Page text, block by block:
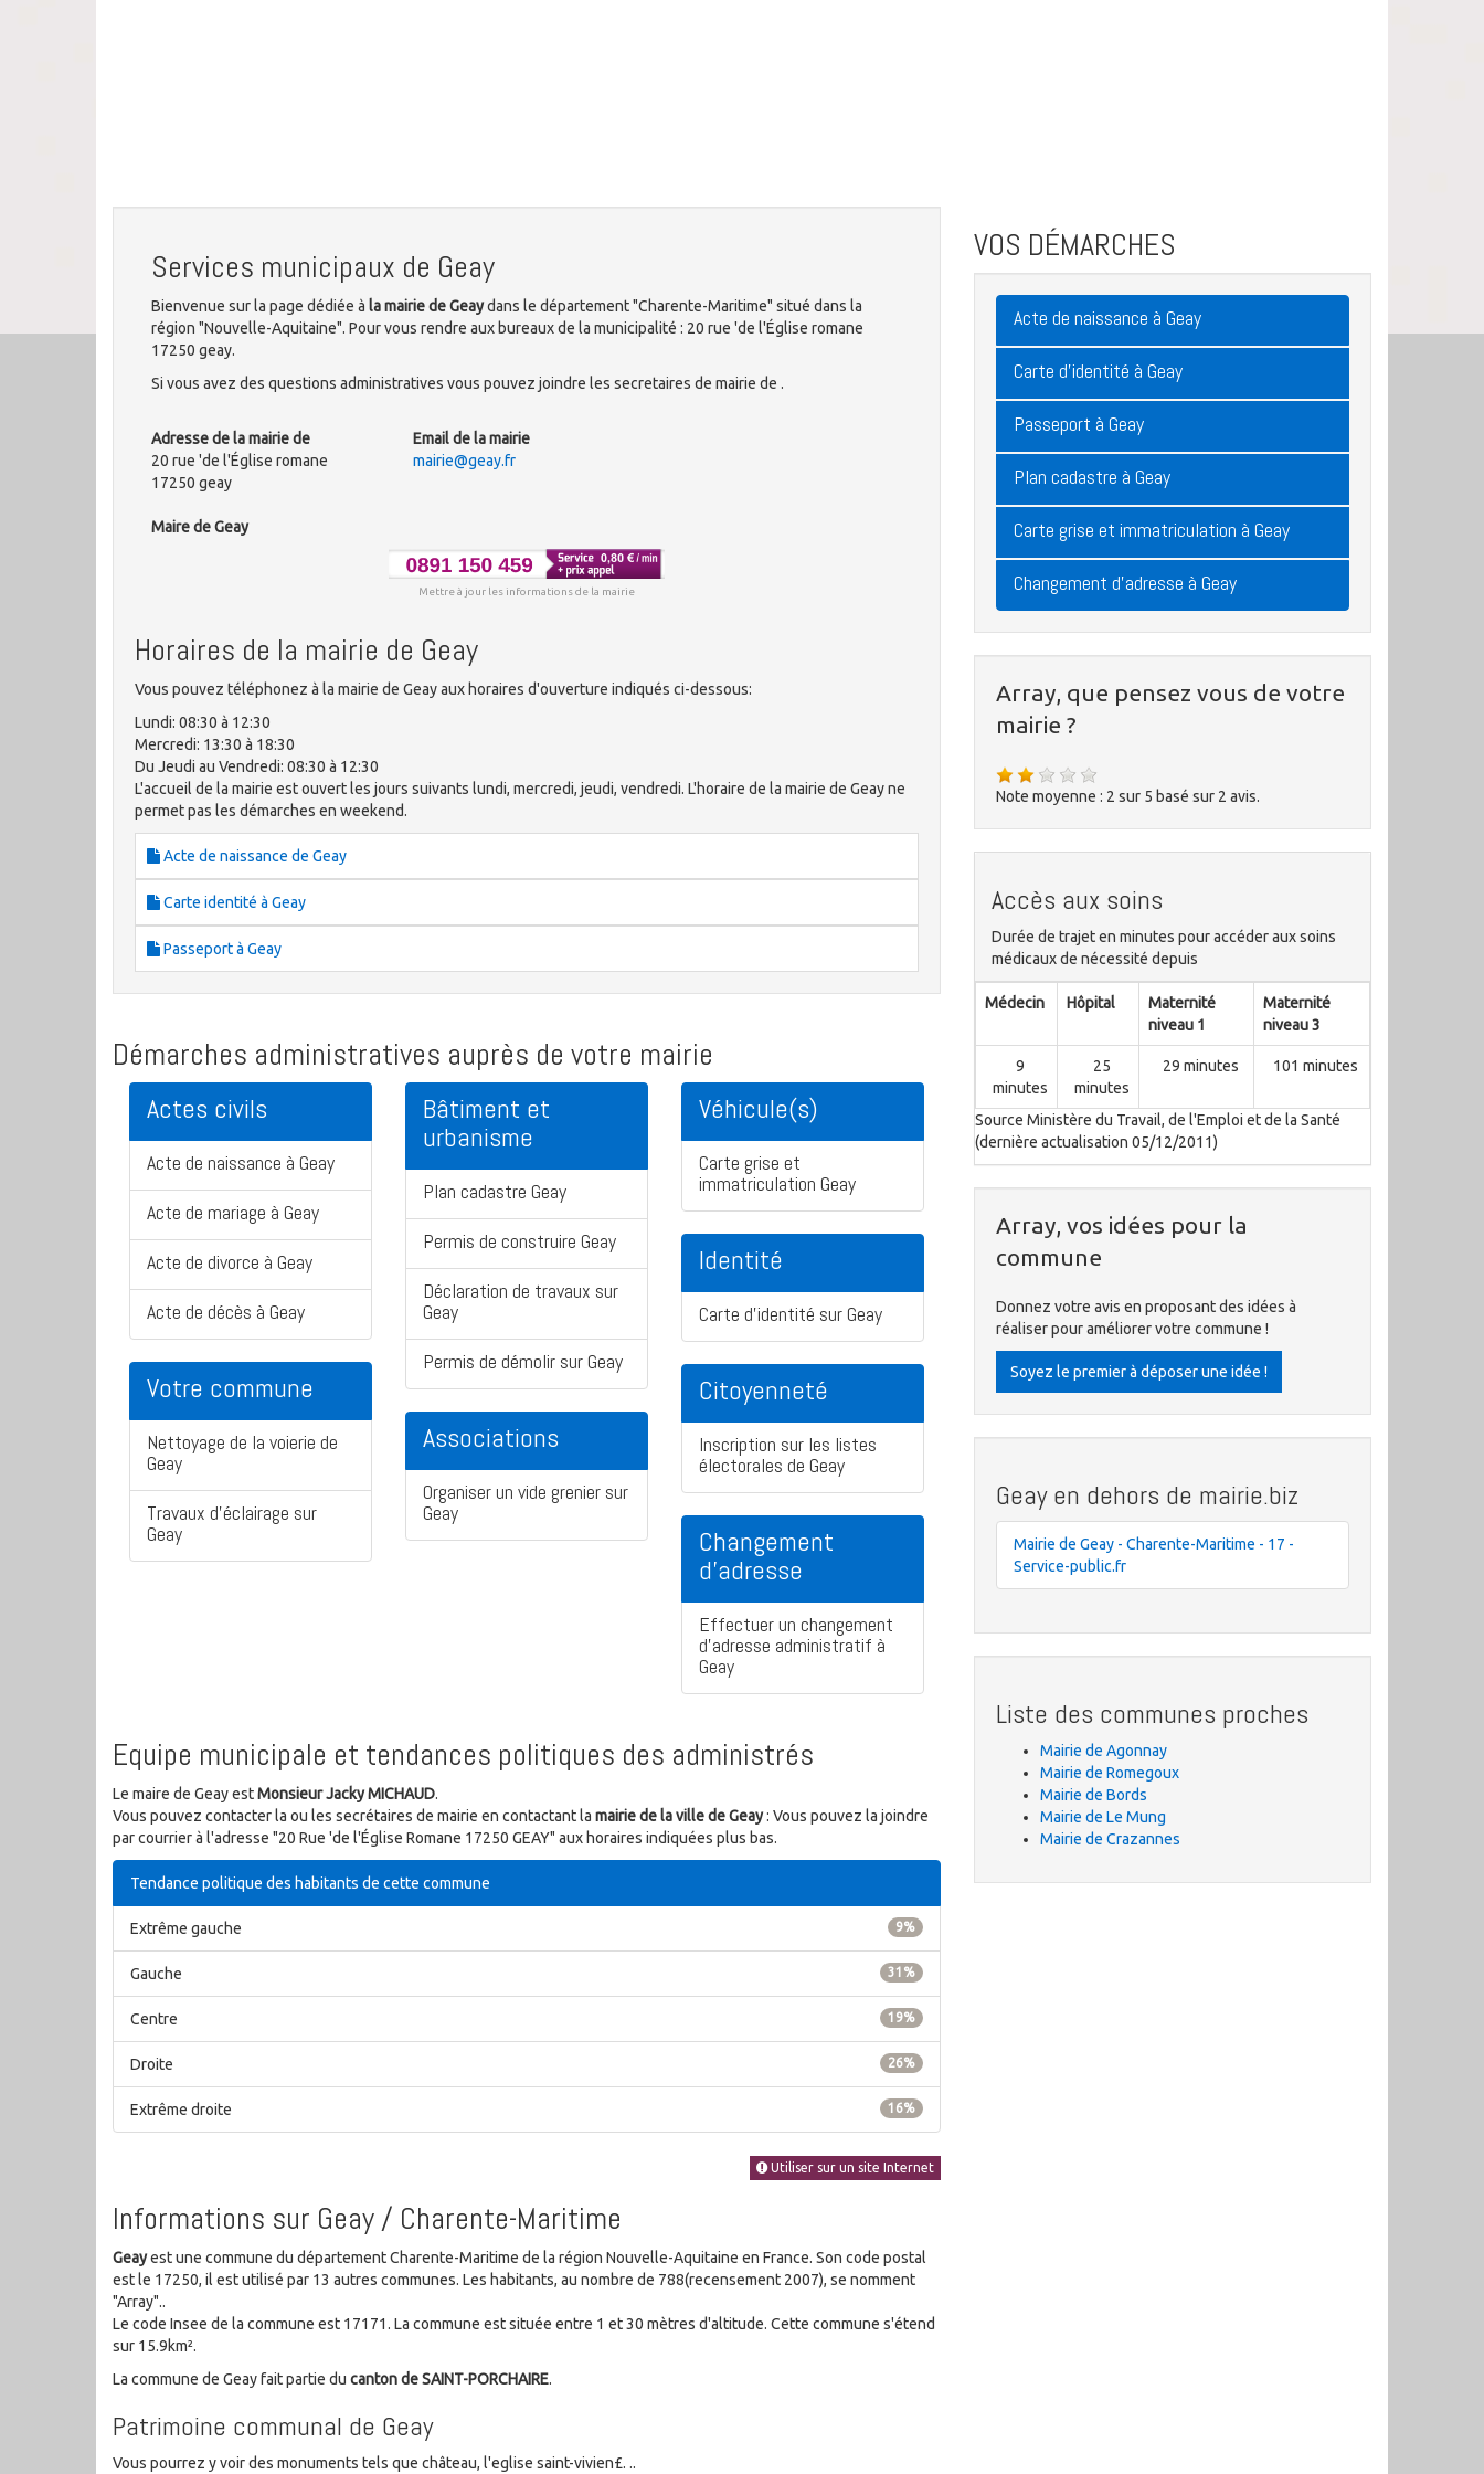
Services municipaux de Geay
Bienvenue sur la page dédiée à la mairie de Geaydans le département "Charente-Maritime" situé dans la
région "Nouvelle-Aquitaine". Pour vous rendre aux bureaux de la municipalité : 20 rue 'de l'Église romane
17250 geay.
Si vous avez des questions administratives vous pouvez joindre les secretaires de mairie de .
Adresse de la mairie de
20 rue 'de l'Église romane
17250 geay
Maire de Geay
Email de la mairie
mairie@geay.fr
Mettre à jour les informations de la mairie
Horaires de la mairie de Geay
Vous pouvez téléphonez à la mairie de Geay aux horaires d'ouverture indiqués ci-dessous:
Lundi: 08:30 à 12:30
Mercredi: 13:30 à 18:30
Du Jeudi au Vendredi: 08:30 à 12:30
L'accueil de la mairie est ouvert les jours suivants lundi, mercredi, jeudi, vendredi. L'horaire de la mairie de Geay ne
permet pas les démarches en weekend.
Acte de naissance de Geay
Carte identité à Geay
Passeport à Geay
Démarches administratives auprès de votre mairie
Actes civils
Acte de naissance à Geay
Acte de mariage à Geay
Acte de divorce à Geay
Acte de décès à Geay
Votre commune
Nettoyage de la voierie de
Geay
Travaux d'éclairage sur
Geay
Bâtiment et
urbanisme
Plan cadastre Geay
Permis de construire Geay
Déclaration de travaux sur
Geay
Permis de démolir sur Geay
Associations
Organiser un vide grenier sur
Geay
Véhicule(s)
Carte grise et
immatriculation Geay
Identité
Carte d'identité sur Geay
Citoyenneté
Inscription sur les listes
électorales de Geay
Changement
d'adresse
Effectuer un changement
d'adresse administratif à
Geay
Equipe municipale et tendances politiques des administrés
Le maire de Geay estMonsieur Jacky MICHAUD.
Vous pouvez contacter la ou les secrétaires de mairie en contactant la mairie de la ville de Geay: Vous pouvez la joindre
par courrier à l'adresse "20 Rue 'de l'Église Romane 17250 GEAY" aux horaires indiquées plus bas.
Tendance politique des habitants de cette commune
9%
Extrême gauche
31%
Gauche
19%
Centre
26%
Droite
16%
Extrême droite
Utiliser sur un site Internet
Informations sur Geay / Charente-Maritime
Geayest une commune du département Charente-Maritime de la région Nouvelle-Aquitaine en France. Son code postal
est le 17250, il est utilisé par 13 autres communes. Les habitants, au nombre de 788(recensement 2007), se nomment
"Array"..
Le code Insee de la commune est 17171. La commune est située entre 1 et 30 mètres d'altitude. Cette commune s'étend
sur 15.9km².
La commune de Geay fait partie du canton de SAINT-PORCHAIRE.
Patrimoine communal de Geay
Vous pourrez y voir des monuments tels que château, l'eglise saint-vivien£. ..
VOS DÉMARCHES
Acte de naissance à Geay
Carte d'identité à Geay
Passeport à Geay
Plan cadastre à Geay
Carte grise et immatriculation à Geay
Changement d'adresse à Geay
Array, que pensez vous de votre
mairie ?
Note moyenne : 2 sur 5 basé sur 2 avis.
Accès aux soins
Durée de trajet en minutes pour accéder aux soins
médicaux de nécessité depuis
Médecin Hôpital
Maternité
niveau 1
Maternité
niveau 3
9
minutes
25
minutes
29 minutes 101 minutes
Source Ministère du Travail, de l'Emploi et de la Santé
(dernière actualisation 05/12/2011)
Array, vos idées pour la
commune
Donnez votre avis en proposant des idées à
réaliser pour améliorer votre commune !
Soyez le premier à déposer une idée !
Geay en dehors de mairie.biz
Mairie de Geay - Charente-Maritime - 17 -
Service-public.fr
Liste des communes proches
Mairie de Agonnay
Mairie de Romegoux
Mairie de Bords
Mairie de Le Mung
Mairie de Crazannes